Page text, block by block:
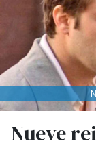
Nueve